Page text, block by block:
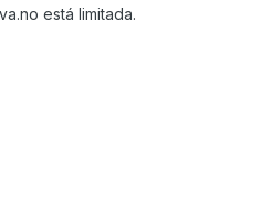
está limitada.